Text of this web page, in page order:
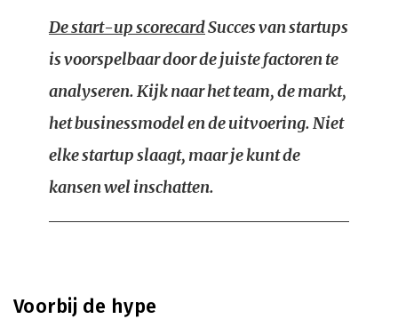
De start-up scorecardSucces van startups
is voorspelbaar door de juiste factoren te
analyseren. Kijk naar het team, de markt,
het businessmodel en de uitvoering. Niet
elke startup slaagt, maar je kunt de
kansen wel inschatten.
Voorbij de hype